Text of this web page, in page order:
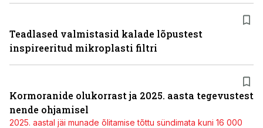
Teadlased valmistasid kalade lõpustest
inspireeritud mikroplasti filtri
Kormoranide olukorrast ja 2025. aasta tegevustest
nende ohjamisel
2025. aastal jäi munade õlitamise tõttu sündimata kuni 16 000